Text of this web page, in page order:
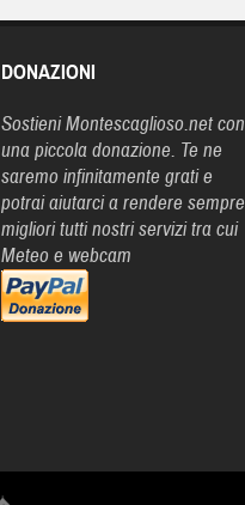
DONAZIONI
Sostieni Montescaglioso.net con
una piccola donazione. Te ne
saremo infinitamente grati e
potrai aiutarci a rendere sempre
migliori tutti nostri servizi tra cui
Meteo e webcam